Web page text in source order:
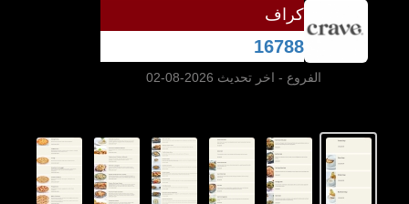
كراف
16788
الفروع - اخر تحديث 2026-08-02